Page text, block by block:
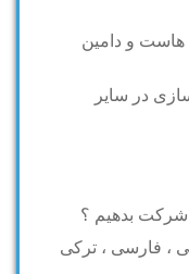
هاست و دامین
در سایر
شرکت بدهیم ؟
، فارسی ، ترکی